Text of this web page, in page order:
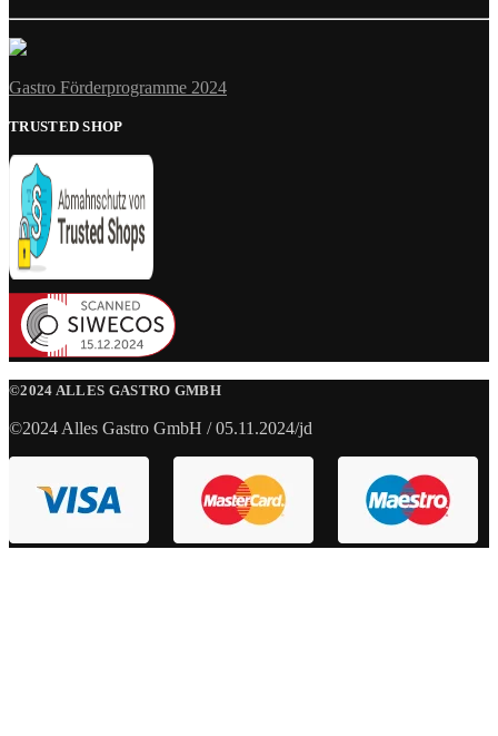
Gastro Förderprogramme 2024
TRUSTED SHOP
©2024 ALLES GASTRO GMBH
©2024 Alles Gastro GmbH / 05.11.2024/jd